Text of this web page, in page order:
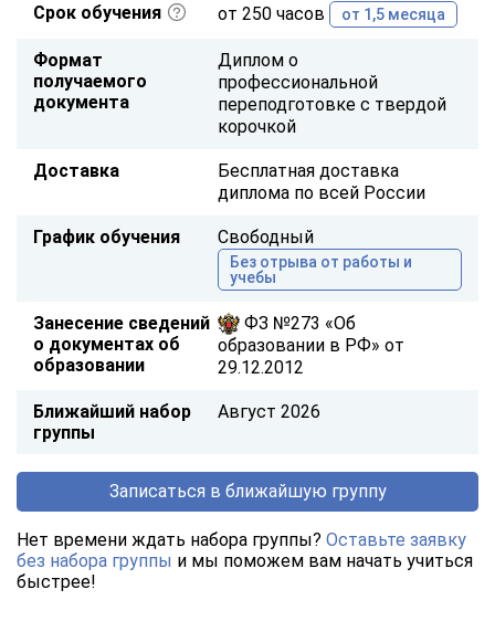
Срок обучения от 250 часов от 1,5 месяца
Формат
получаемого
документа
Диплом о
профессиональной
переподготовке с твердой
корочкой
Доставка
Бесплатная доставка
диплома по всей России
График обучения Свободный
Без отрыва от работы и
учебы
Занесение сведений
о документах об
образовании
ФЗ №273 «Об
образовании в РФ» от
29.12.2012
Ближайший набор
группы
Август 2026
Записаться в ближайшую группу
Нет времени ждать набора группы? Оставьте заявку
без набора группы и мы поможем вам начать учиться
быстрее!